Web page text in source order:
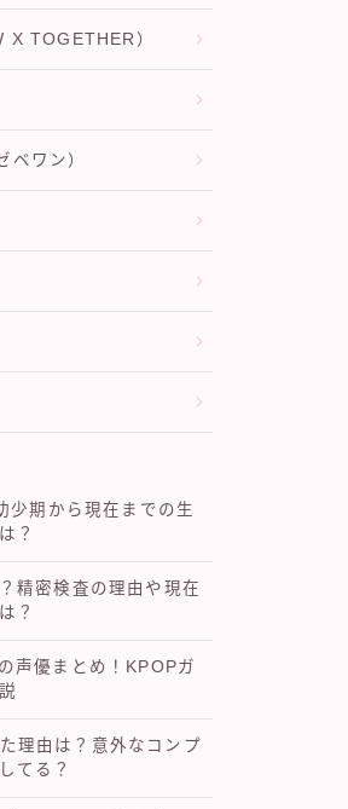
X TOGETHER）
ベワン）
少期から現在までの生
？
精密検査の理由や現在
？
声優まとめ！KPOPガ
理由は？意外なコンプ
てる？